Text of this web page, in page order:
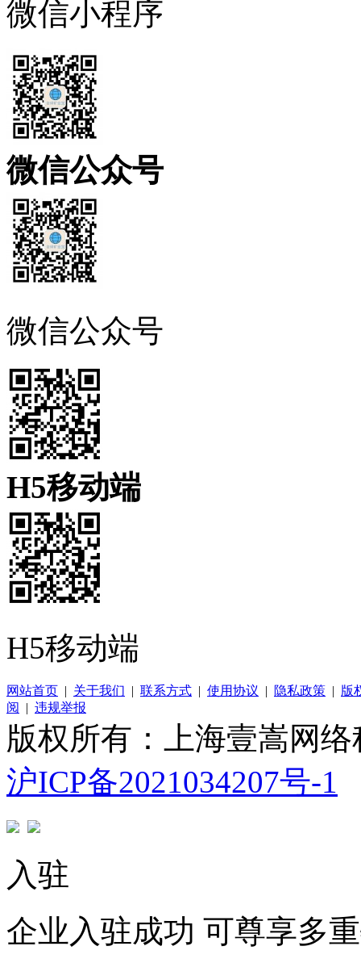
微信小程序
微信公众号
微信公众号
H5移动端
H5移动端
网站首页 | 关于我们 | 联系方式 | 使用协议 | 隐私政策 | 版
阅
| 违规举报
版权所有：上海壹嵩网
沪ICP备2021034207号-1
入驻
企业入驻成功 可尊享多